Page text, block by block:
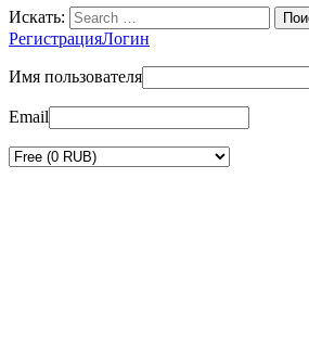
Искать:
РегистрацияЛогин
Имя пользователя
Email